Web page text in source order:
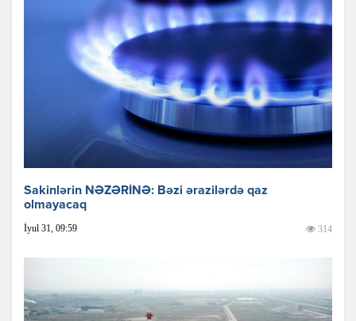
Sakinlərin NƏZƏRİNƏ: Bəzi ərazilərdə qaz
olmayacaq
İyul 31, 09:59 314